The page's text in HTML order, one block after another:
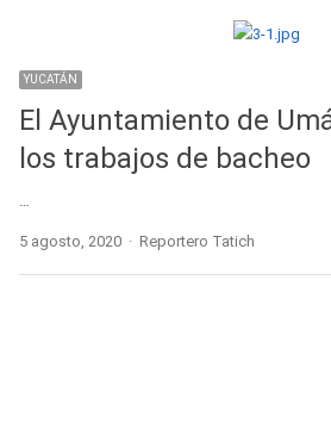
YUCATÁN
El Ayuntamiento de
los trabajos de bacheo
…
5 agosto, 2020 Author
Reportero Tatich